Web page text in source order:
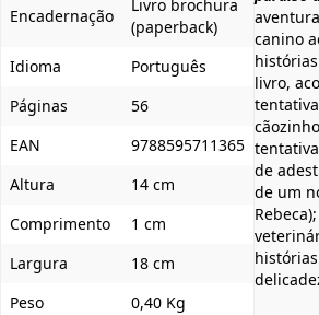
Encadernação
Livro brochura
(paperback)
Idioma
Português
Páginas
56
EAN
9788595711365
Altura
14 cm
Comprimento
1 cm
Largura
18 cm
Peso
0,40 Kg
canino
livro,
de
de um